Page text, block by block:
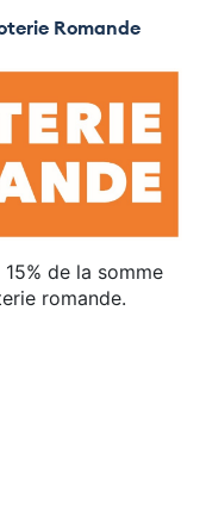
Romande
de la somme
romande.